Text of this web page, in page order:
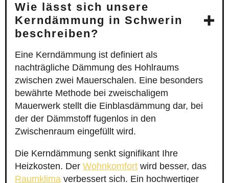
Wie lässt sich unsere
Kerndämmung in Schwerin
beschreiben?
Eine Kerndämmung ist definiert als
nachträgliche Dämmung des Hohlraums
zwischen zwei Mauerschalen. Eine besonders
bewährte Methode bei zweischaligem
Mauerwerk stellt die Einblasdämmung dar, bei
der der Dämmstoff fugenlos in den
Zwischenraum eingefüllt wird.
Die Kerndämmung senkt signifikant Ihre
Heizkosten. Der Wohnkomfort wird besser, das
Raumklima verbessert sich. Ein hochwertiger